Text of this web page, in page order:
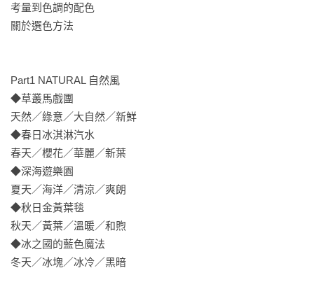
考量到色調的配色
關於選色方法
Part1 NATURAL 自然風
◆草叢馬戲團
天然／綠意／大自然／新鮮
◆春日冰淇淋汽水
春天／櫻花／華麗／新葉
◆深海遊樂園
夏天／海洋／清涼／爽朗
◆秋日金黃葉毯
秋天／黃葉／溫暖／和煦
◆冰之國的藍色魔法
冬天／冰塊／冰冷／黑暗